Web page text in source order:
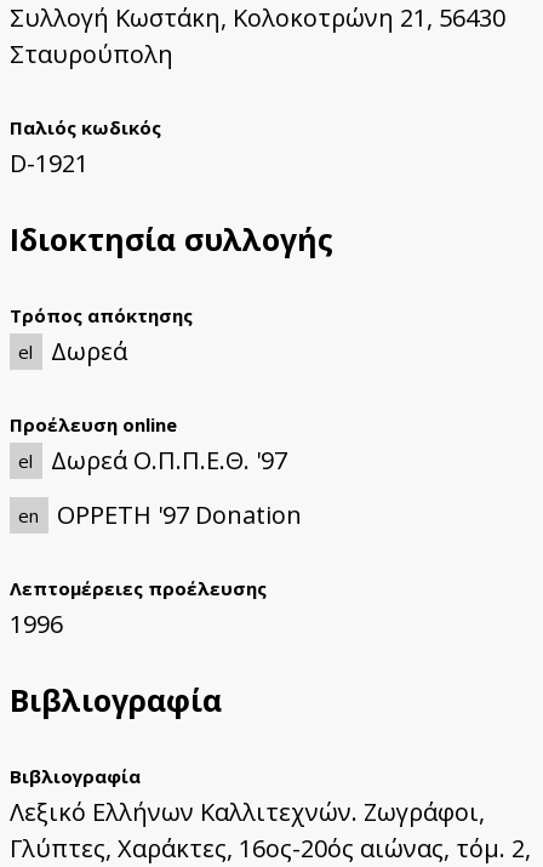
Συλλογή Κωστάκη, Κολοκοτρώνη 21, 56430
Σταυρούπολη
Παλιός κωδικός
D-1921
Ιδιοκτησία συλλογής
Τρόπος απόκτησης
el
Δωρεά
Προέλευση online
el
Δωρεά Ο.Π.Π.Ε.Θ. '97
en OPPETH '97 Donation
Λεπτομέρειες προέλευσης
1996
Βιβλιογραφία
Βιβλιογραφία
Λεξικό Ελλήνων Καλλιτεχνών. Ζωγράφοι,
Γλύπτες, Χαράκτες, 16ος-20ός αιώνας, τόμ. 2,